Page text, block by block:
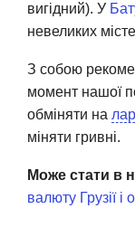
вигідний). У
невеликих
З собою
момент нашої
обміняти на
міняти гривні.
Може стати в
валюту Грузії і